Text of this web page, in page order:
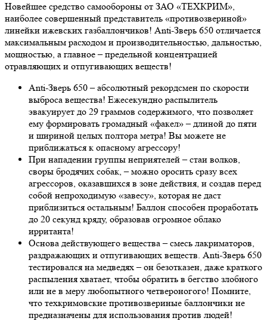
Новейшее средство самообороны от ЗАО «ТЕХКРИМ»,
наиболее совершенный представитель «противозвериной»
линейки ижевских газбаллончиков! Anti-Зверь 650 отличается
максимальным расходом и производительностью, дальностью,
мощностью, а главное – предельной концентрацией
отравляющих и отпугивающих веществ!
Anti-Зверь 650 – абсолютный рекордсмен по скорости
выброса вещества! Ежесекундно распылитель
эвакуирует до 29 граммов содержимого, что позволяет
ему формировать громадный «факел» – длиной до пяти
и шириной целых полтора метра! Вы можете не
приближаться к опасному агрессору!
При нападении группы неприятелей – стаи волков,
своры бродячих собак, – можно оросить сразу всех
агрессоров, оказавшихся в зоне действия, и создав перед
собой непроходимую «завесу», которая не даст
приблизиться остальным! Баллон способен проработать
до 20 секунд кряду, образовав огромное облако
ирританта!
Основа действующего вещества – смесь лакриматоров,
раздражающих и отпугивающих веществ. Anti-Зверь 650
тестировался на медведях – он безотказен, даже краткого
распыления хватает, чтобы обратить в бегство злобного
или не в меру любопытного четвероногого! Помните,
что техкримовские противозвериные баллончики не
предназначены для использования против людей!